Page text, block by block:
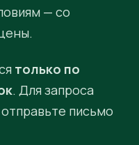
— со
только по
. Для запроса
письмо